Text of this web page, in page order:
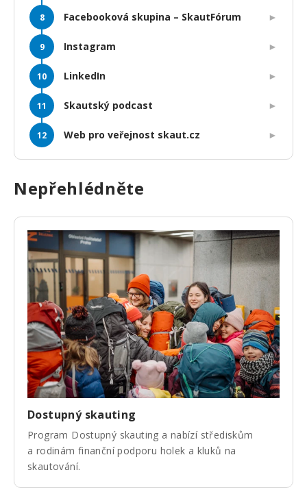
Facebooková skupina – SkautFórum
Instagram
LinkedIn
Skautský podcast
Web pro veřejnost skaut.cz
Nepřehlédněte
Dostupný skauting
Program Dostupný skauting a nabízí střediskům
a rodinám finanční podporu holek a kluků na
skautování.